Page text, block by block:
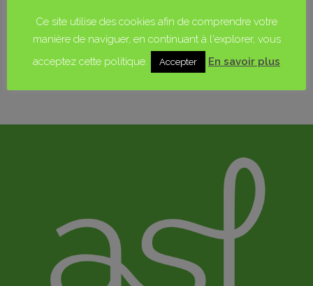
Les pratiquants passent un cours de 45 minutes
dans l’eau, aussi faut-il se présenter à la piscine
quelques minutes avant le début des séances.
Ce site utilise des cookies afin de comprendre votre
manière de naviguer, en continuant à l'explorer, vous
acceptez cette politique.
Accepter En savoir plus